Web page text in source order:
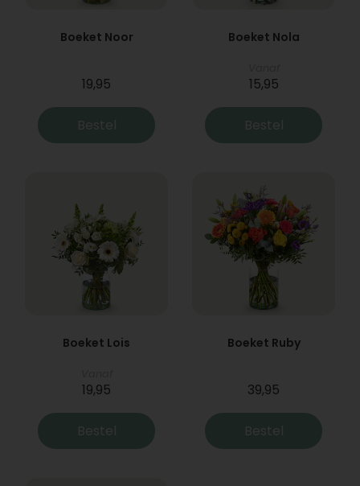
Boeket Noor
19,95
Bestel
Boeket Nola
15,95
Bestel
Boeket Lois
19,95
Bestel
Boeket Ruby
39,95
Bestel